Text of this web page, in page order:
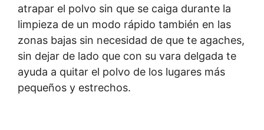
atrapar el polvo sin que se caiga durante la
limpieza de un modo rápido también en las
zonas bajas sin necesidad de que te agaches,
sin dejar de lado que con su vara delgada te
ayuda a quitar el polvo de los lugares más
pequeños y estrechos.